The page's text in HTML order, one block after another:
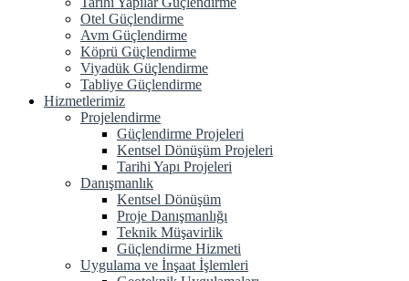
Otel Güçlendirme
Avm Güçlendirme
Köprü Güçlendirme
Viyadük Güçlendirme
Tabliye Güçlendirme
Hizmetlerimiz
Projelendirme
Güçlendirme Projeleri
Kentsel Dönüşüm Projeleri
Tarihi Yapı Projeleri
Danışmanlık
Kentsel Dönüşüm
Proje Danışmanlığı
Teknik Müşavirlik
Güçlendirme Hizmeti
Uygulama ve İnşaat İşlemleri